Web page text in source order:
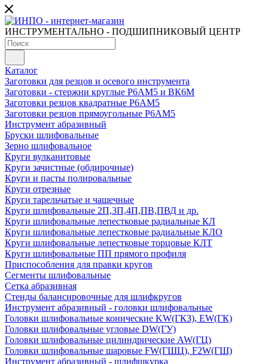
ИНСТРУМЕНТАЛЬНО - ПОДШИПНИКОВЫЙ ЦЕНТР
Каталог
Заготовки для резцов и осевого инструмента
Заготовки - стержни круглые Р6АМ5 и ВК6М
Заготовки резцов квадратные Р6АМ5
Заготовки резцов прямоугольные Р6АМ5
Инструмент абразивный
Бруски шлифовальные
Зерно шлифовальное
Круги вулканитовые
Круги зачистные (обдирочные)
Круги и пасты полировальные
Круги отрезные
Круги тарельчатые и чашечные
Круги шлифовальные 2П,3П,4П,ПВ,ПВД и др.
Круги шлифовальные лепестковые радиальные КЛ
Круги шлифовальные лепестковые радиальные КЛО
Круги шлифовальные лепестковые торцовые КЛТ
Круги шлифовальные ПП прямого профиля
Приспособления для правки кругов
Сегменты шлифовальные
Сетка абразивная
Стенды балансировочные для шлифкругов
Инструмент абразивный - головки шлифовальные
Головки шлифовальные конические KW(ГКЗ), EW(ГК)
Головки шлифовальные угловые DW(ГУ)
Головки шлифовальные цилиндрические AW(ГЦ)
Головки шлифовальные шаровые FW(ГШЦ), F2W(ГШ)
Инструмент абразивный - шлифшкурка